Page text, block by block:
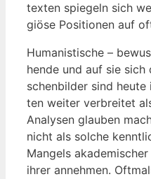
tex­ten spie­geln sich
giö­se Posi­tio­nen auf
Huma­nis­ti­sche –
hen­de und auf sie
schen­bil­der sind
ten wei­ter ver­brei­tet
Ana­ly­sen glau­ben
nicht als sol­che
Man­gels
ihrer anneh­men.